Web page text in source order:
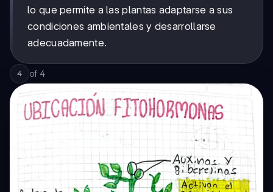
lo que permite a las plantas adaptarse a sus
condiciones ambientales y desarrollarse
adecuadamente.
4 of 4